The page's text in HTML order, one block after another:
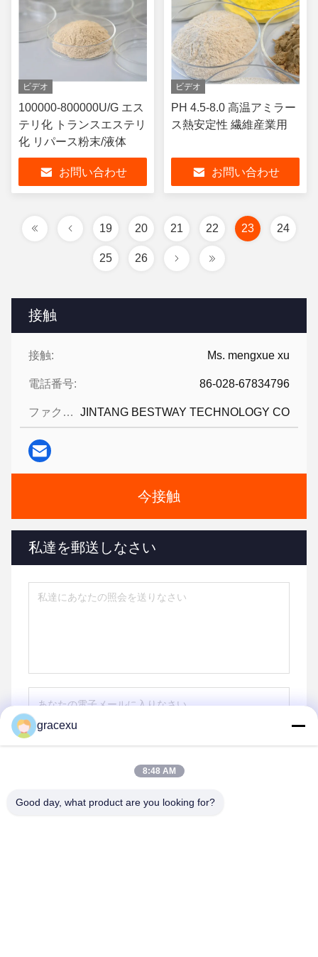
接触
接触: Ms. mengxue xu
電話番号: 86-028-67834796
ファクシミリ: JINTANG BESTWAY TECHNOLOGY CO
今接触
私達を郵送しなさい
送りなさい
ビデオ
100000-800000U/G エス
テリ化 トランスエステリ
化 リパース粉末/液体
お問い合わせ
ビデオ
PH 4.5-8.0 高温アミラー
ス熱安定性 繊維産業用
お問い合わせ
19 20 21 22 23 24
25 26
gracexu
8:48 AM
Good day, what product are you looking for?